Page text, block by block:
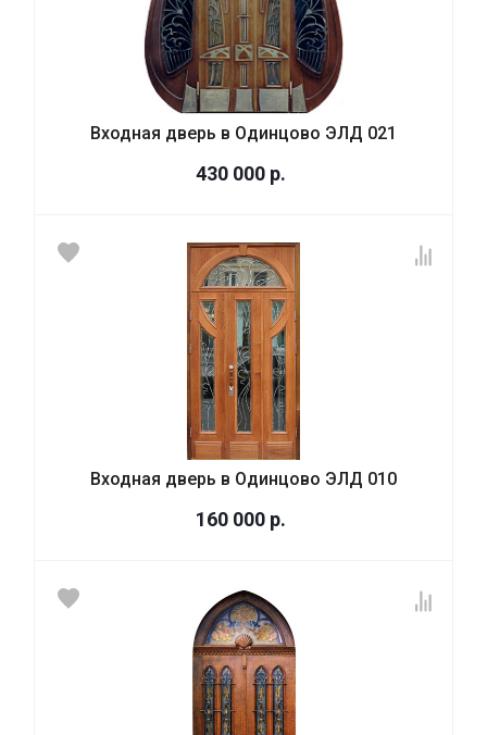
Входная дверь в Одинцово ЭЛД 021
430 000 р.
Входная дверь в Одинцово ЭЛД 010
160 000 р.